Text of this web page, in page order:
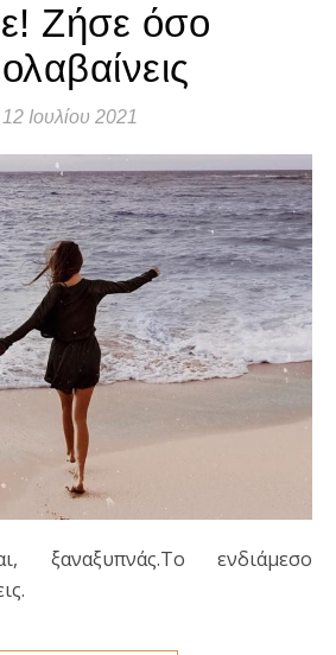
Ζήσε όσο
12 Ιουλίου 2021